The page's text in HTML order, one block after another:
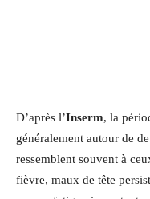
D’après l’Inserm, la
généralement autour de
ressemblent souvent à
fièvre, maux de tête